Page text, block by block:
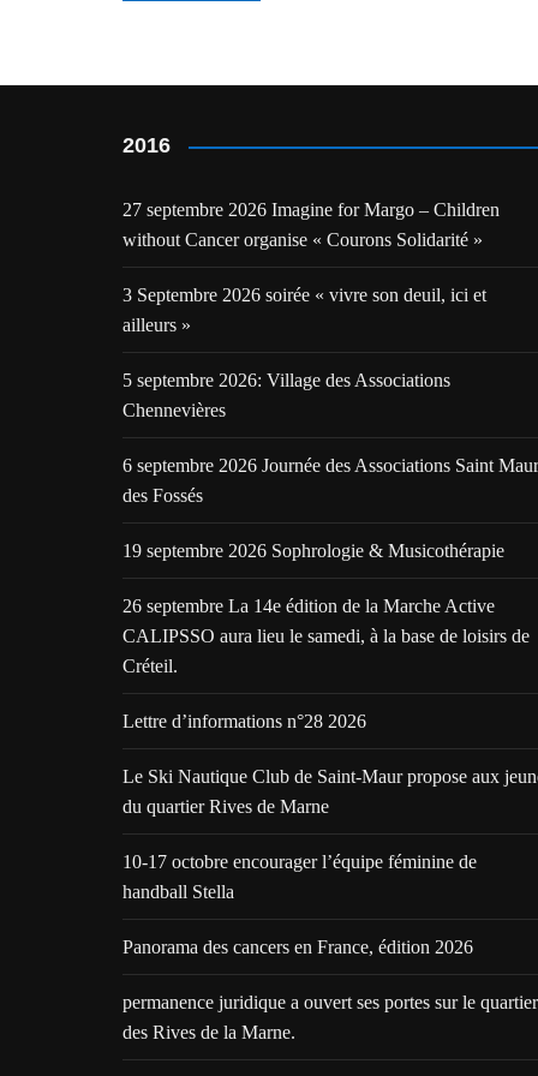
de
2016
27 septembre 2026 Imagine for Margo – Children
without Cancer organise « Courons Solidarité »
3 Septembre 2026 soirée « vivre son deuil, ici et
ailleurs »
5 septembre 2026: Village des Associations
Chennevières
6 septembre 2026 Journée des Associations Saint Maur
des Fossés
19 septembre 2026 Sophrologie & Musicothérapie
26 septembre La 14e édition de la Marche Active
CALIPSSO aura lieu le samedi, à la base de loisirs de
Créteil.
Lettre d’informations n°28 2026
Le Ski Nautique Club de Saint-Maur propose aux
du quartier Rives de Marne
10-17 octobre encourager l’équipe féminine de
handball Stella
Panorama des cancers en France, édition 2026
permanence juridique a ouvert ses portes sur le quartier
des Rives de la Marne.